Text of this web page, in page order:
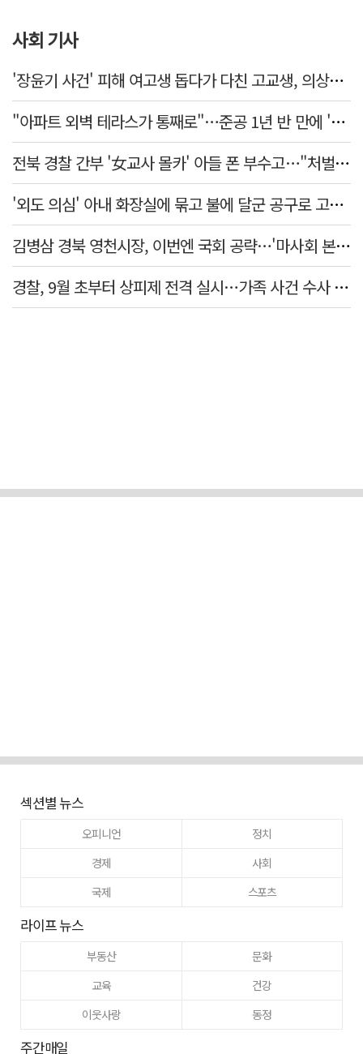
사회 기사
'장윤기 사건' 피해 여고생 돕다가 다친 고교생, 의상자 인정
"아파트 외벽 테라스가 통째로"…준공 1년 반 만에 '아찔 사고'
전북 경찰 간부 '女교사 몰카' 아들 폰 부수고…"처벌 못하는 사안" 내부망에 글
'외도 의심' 아내 화장실에 묶고 불에 달군 공구로 고문…남편 검거
김병삼 경북 영천시장, 이번엔 국회 공략…'마사회 본사 이전·광역교통망 확충' 요청
경찰, 9월 초부터 상피제 전격 실시…가족 사건 수사 못해
섹션별 뉴스
오피니언
정치
경제
사회
국제
스포츠
라이프 뉴스
부동산
문화
교육
건강
이웃사랑
동정
주간매일